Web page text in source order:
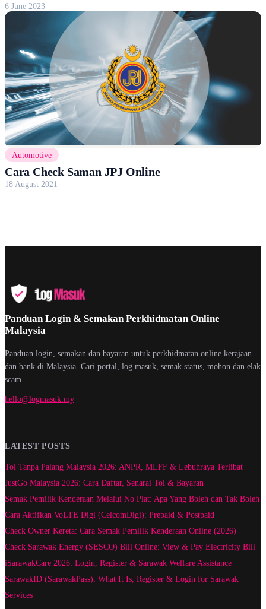
6 June 2023
Automotive
Cara Check Saman JPJ Online
18 August 2021
Panduan Login & Semakan Perkhidmatan Online
Malaysia
Panduan login, semakan dan bayaran untuk perkhidmatan online kerajaan
dan bank di Malaysia. Cari portal, log masuk, semak status, mohon dan elak
scam.
hello@logmasuk.my
LATEST POSTS
Tol Tanpa Palang Malaysia 2026: ANPR, MLFF & Lebuhraya Terlibat
JustGo Malaysia 2026: Cara Daftar, Senarai Tol & Bayaran
Semak Pemilik Kenderaan Melalui No Plat: Apa Yang Boleh dan Tak Boleh
Cara Aktifkan VoLTE Digi (CelcomDigi): Prepaid & Postpaid
Check Owner Kereta: Cara Semak Pemilik Kenderaan Online (2026)
Check Sarawak Energy (SESCO) Bill Online: View & Pay Electricity Bill
iSarawakCare 2026: Login, Register & Sarawak Welfare Assistance
SarawakID (SarawakPass): What It Is, Register & Login for Sarawak
Services